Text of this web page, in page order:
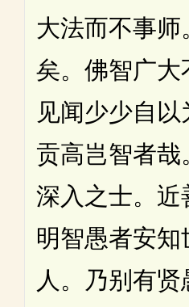
大法而不事师
矣。佛智广大
见闻少少自以
贡高岂智者哉
深入之士。近
明智愚者安知
人。乃别有